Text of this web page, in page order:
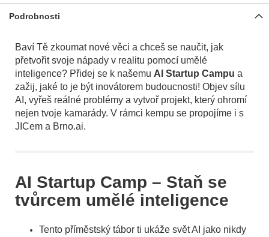
Podrobnosti
Baví Tě zkoumat nové věci a chceš se naučit, jak
přetvořit svoje nápady v realitu pomocí umělé
inteligence? Přidej se k našemu AI Startup Campu a
zažij, jaké to je být inovátorem budoucnosti! Objev sílu
AI, vyřeš reálné problémy a vytvoř projekt, který ohromí
nejen tvoje kamarády. V rámci kempu se propojíme i s
JICem a Brno.ai.
AI Startup Camp – Staň se
tvůrcem umělé inteligence
Tento příměstský tábor ti ukáže svět AI jako nikdy